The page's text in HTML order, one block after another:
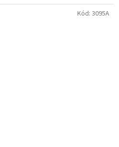
Kód: 3095A